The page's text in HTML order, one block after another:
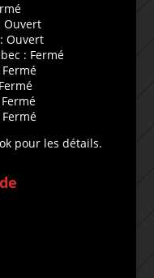
Ouvert
Ouvert
: Fermé
pour les détails.